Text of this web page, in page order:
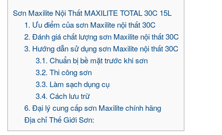
Sơn Maxilite Nội Thất MAXILITE TOTAL 30C 15L
1. Ưu điểm của sơn Maxilite nội thất 30C
2. Đánh giá chất lượng sơn Maxilite nội thất 30C
3. Hướng dẫn sử dụng sơn Maxilite nội thất 30C
3.1. Chuẩn bị bề mặt trước khi sơn
3.2. Thi công sơn
3.3. Làm sạch dụng cụ
3.4. Cách lưu trữ
6. Đại lý cung cấp sơn Maxilite chính hãng
Địa chỉ Thế Giới Sơn: